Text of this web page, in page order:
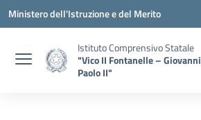
Vai ai contenuti
Vai al menu di navigazione
Vai al footer
Ministero dell'Istruzione e del Merito
Istituto Comprensivo Statale
"Vico II Fontanelle – Giovanni
Paolo II"